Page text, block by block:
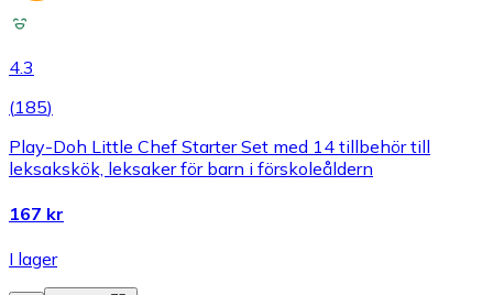
4.3
(185)
Play-Doh Little Chef Starter Set med 14 tillbehör till
leksakskök, leksaker för barn i förskoleåldern
167 kr
I lager